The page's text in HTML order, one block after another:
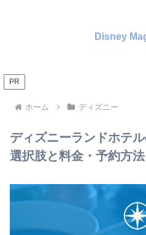
Disney
PR
ホーム ディズニー
ディズニーランドホテ
選択肢と料金・予約方法